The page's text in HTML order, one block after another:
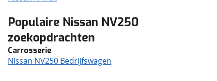
Populaire Nissan NV250
zoekopdrachten
Carrosserie
Nissan NV250 Bedrijfswagen